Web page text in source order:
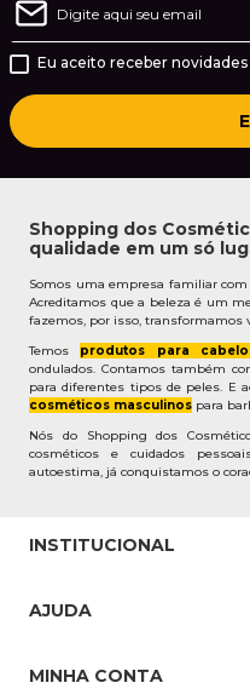
Eu aceito receber
Shopping dos
qualidade em um só
Somos uma empresa familiar
Acreditamos que a beleza é um
fazemos, por isso, transformamos
Temos produtos para
ondulados. Contamos também
para diferentes tipos de peles. E
cosméticos masculinos para
Nós do Shopping dos
cosméticos e cuidados
autoestima, já conquistamos o
INSTITUCIONAL
Pedidos Whatsapp
AJUDA
MINHA CONTA